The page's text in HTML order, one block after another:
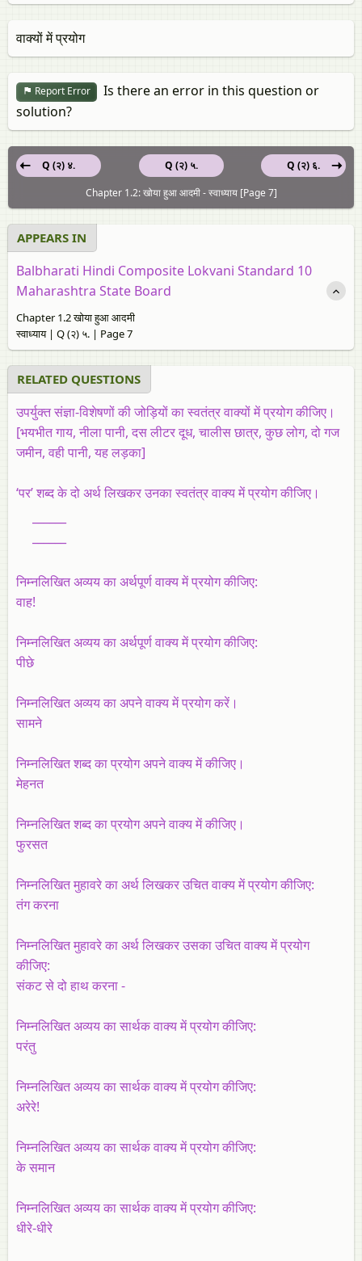
वाक्‍यों में प्रयोग
Report Error
Is there an error in this question or
solution?
Q (२) ५.
Q (२) ४.
Q (२) ६.
Chapter 1.2: खोया हुआ आदमी - स्‍वाध्याय [Page 7]
APPEARS IN
Balbharati Hindi Composite Lokvani Standard 10
Maharashtra State Board
Chapter 1.2 खोया हुआ आदमी
स्‍वाध्याय | Q (२) ५. | Page 7
RELATED QUESTIONS
उपर्युक्‍त संज्ञा-विशेषणों की जोड़ियों का स्‍वतंत्र वाक्‍यों में प्रयोग कीजिए।
[भयभीत गाय, नीला पानी, दस लीटर दूध, चालीस छात्र, कुछ लोग, दो गज
जमीन, वही पानी, यह लड़का]
‘पर’ शब्‍द के दो अर्थ लिखकर उनका स्‍वतंत्र वाक्‍य में प्रयोग कीजिए।
निम्नलिखित अव्यय का अर्थपूर्ण वाक्य में प्रयोग कीजिए:
वाह!
निम्नलिखित अव्यय का अर्थपूर्ण वाक्य में प्रयोग कीजिए:
पीछे
निम्नलिखित अव्यय का अपने वाक्य में प्रयोग करें।
सामने
निम्नलिखित शब्द का प्रयोग अपने वाक्य में कीजिए।
मेहनत
निम्नलिखित शब्द का प्रयोग अपने वाक्य में कीजिए।
फुरसत
निम्नलिखित मुहावरे का अर्थ लिखकर उचित वाक्य में प्रयोग कीजिए:
तंग करना
निम्नलिखित मुहावरे का अर्थ लिखकर उसका उचित वाक्य में प्रयोग
कीजिए:
संकट से दो हाथ करना -
निम्‍नलिखित अव्यय का सार्थक वाक्‍य में प्रयोग कीजिए:
परंतु
निम्‍नलिखित अव्यय का सार्थक वाक्‍य में प्रयोग कीजिए:
अरेरे!
निम्‍नलिखित अव्यय का सार्थक वाक्‍य में प्रयोग कीजिए:
के समान
निम्‍नलिखित अव्यय का सार्थक वाक्‍य में प्रयोग कीजिए:
धीरे-धीरे